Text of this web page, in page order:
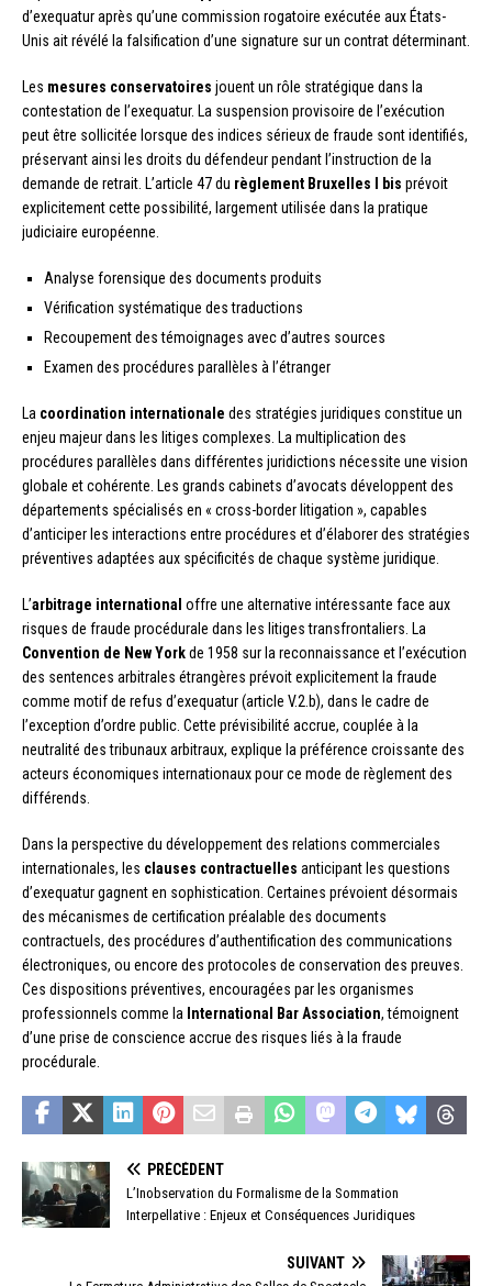
d’exequatur après qu’une commission rogatoire exécutée aux États-
Unis ait révélé la falsification d’une signature sur un contrat déterminant.
Les mesures conservatoires jouent un rôle stratégique dans la
contestation de l’exequatur. La suspension provisoire de l’exécution
peut être sollicitée lorsque des indices sérieux de fraude sont identifiés,
préservant ainsi les droits du défendeur pendant l’instruction de la
demande de retrait. L’article 47 du règlement Bruxelles I bis prévoit
explicitement cette possibilité, largement utilisée dans la pratique
judiciaire européenne.
Analyse forensique des documents produits
Vérification systématique des traductions
Recoupement des témoignages avec d’autres sources
Examen des procédures parallèles à l’étranger
La coordination internationale des stratégies juridiques constitue un
enjeu majeur dans les litiges complexes. La multiplication des
procédures parallèles dans différentes juridictions nécessite une vision
globale et cohérente. Les grands cabinets d’avocats développent des
départements spécialisés en « cross-border litigation », capables
d’anticiper les interactions entre procédures et d’élaborer des stratégies
préventives adaptées aux spécificités de chaque système juridique.
L’arbitrage international offre une alternative intéressante face aux
risques de fraude procédurale dans les litiges transfrontaliers. La
Convention de New Yorkde 1958 sur la reconnaissance et l’exécution
des sentences arbitrales étrangères prévoit explicitement la fraude
comme motif de refus d’exequatur (article V.2.b), dans le cadre de
l’exception d’ordre public. Cette prévisibilité accrue, couplée à la
neutralité des tribunaux arbitraux, explique la préférence croissante des
acteurs économiques internationaux pour ce mode de règlement des
différends.
Dans la perspective du développement des relations commerciales
internationales, les clauses contractuelles anticipant les questions
d’exequatur gagnent en sophistication. Certaines prévoient désormais
des mécanismes de certification préalable des documents
contractuels, des procédures d’authentification des communications
électroniques, ou encore des protocoles de conservation des preuves.
Ces dispositions préventives, encouragées par les organismes
professionnels comme la International Bar Association, témoignent
d’une prise de conscience accrue des risques liés à la fraude
procédurale.
PRÉCÉDENT
L’Inobservation du Formalisme de la Sommation
Interpellative : Enjeux et Conséquences Juridiques
SUIVANT